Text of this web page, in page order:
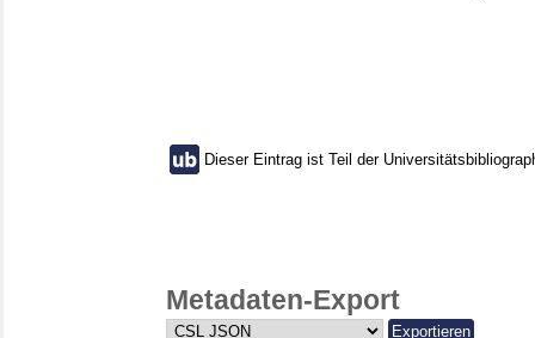
Dieser Eintrag ist Teil der
Metadaten-Export